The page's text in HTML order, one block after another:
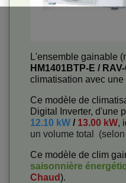
L'ensemble gainable
HM1401BTP-E /
climatisation avec
Ce modèle de
Digital Inverter, d'une
12.10 kW / 13.00 kW,
un volume total
Ce modèle de clim
saisonnière
Chaud).